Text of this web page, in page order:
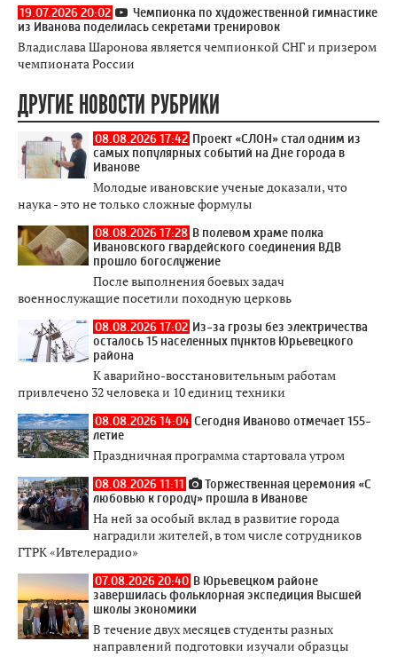
19.07.2026 20:02
Чемпионка по художественной гимнастике
из Иванова поделилась секретами тренировок
Владислава Шаронова является чемпионкой СНГ и призером
чемпионата России
ДРУГИЕ НОВОСТИ РУБРИКИ
08.08.2026 17:42 Проект «СЛОН» стал одним из
самых популярных событий на Дне города в
Иванове
Молодые ивановские ученые доказали, что
наука - это не только сложные формулы
08.08.2026 17:28 В полевом храме полка
Ивановского гвардейского соединения ВДВ
прошло богослужение
После выполнения боевых задач
военнослужащие посетили походную церковь
08.08.2026 17:02 Из-за грозы без электричества
осталось 15 населенных пунктов Юрьевецкого
района
К аварийно-восстановительным работам
привлечено 32 человека и 10 единиц техники
08.08.2026 14:04 Сегодня Иваново отмечает 155-
летие
Праздничная программа стартовала утром
08.08.2026 11:11
Торжественная церемония «С
любовью к городу» прошла в Иванове
На ней за особый вклад в развитие города
наградили жителей, в том числе сотрудников
ГТРК «Ивтелерадио»
07.08.2026 20:40 В Юрьевецком районе
завершилась фольклорная экспедиция Высшей
школы экономики
В течение двух месяцев студенты разных
направлений подготовки изучали образцы